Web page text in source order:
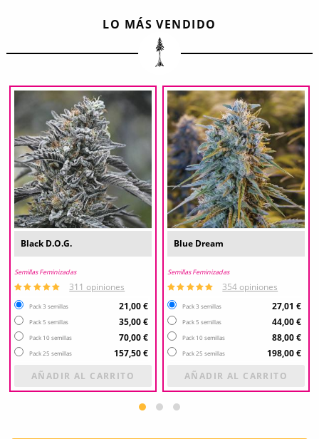
LO MÁS VENDIDO
Black D.O.G.
Semillas Feminizadas
311 opiniones
Pack 3 semillas 21,00 €
Pack 5 semillas 35,00 €
Pack 10 semillas 70,00 €
Pack 25 semillas
157,50 €
AÑADIR AL CARRITO
Blue Dream
Semillas Feminizadas
354 opiniones
Pack 3 semillas 27,01 €
Pack 5 semillas 44,00 €
Pack 10 semillas 88,00 €
Pack 25 semillas
198,00 €
AÑADIR AL CARRITO